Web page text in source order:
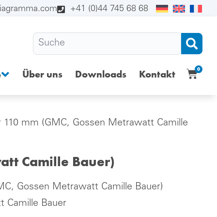
+41 (0)44 745 68 68
Über uns Downloads Kontakt 0
mm (GMC, Gossen Metrawatt Camille
Camille Bauer)
Gossen Metrawatt Camille Bauer)
Camille Bauer